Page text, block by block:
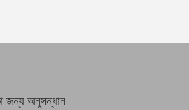
জন্য অনুসন্ধান